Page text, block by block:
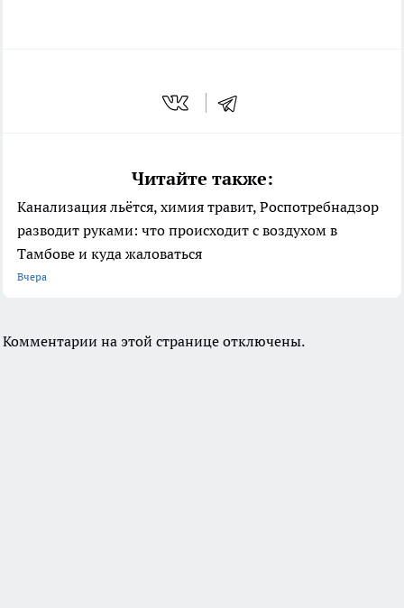
Читайте также:
Канализация льётся, химия травит, Роспотребнадзор
разводит руками: что происходит с воздухом в
Тамбове и куда жаловаться
Вчера
Комментарии на этой странице отключены.